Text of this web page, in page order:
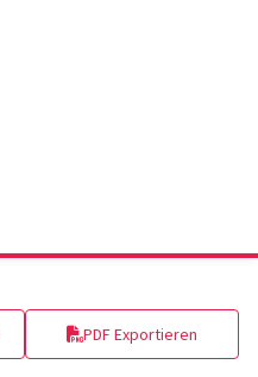
PDF Exportieren